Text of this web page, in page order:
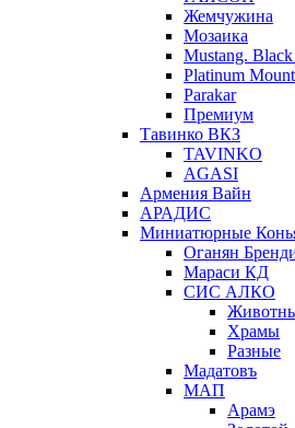
Жемчужина
Мозаика
Mustang.
Platinum
Parakar
Премиум
Тавинко ВКЗ
TAVINKO
AGASI
Армения Вайн
АРАДИС
Миниатюрные
Оганян
Мараси КД
СИС АЛКО
Храмы
Разные
Мадатовъ
МАП
Арамэ